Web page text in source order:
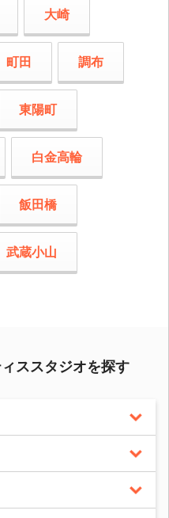
大崎
町田 調布
東陽町
白金高輪
飯田橋
武蔵小山
ススタジオを探す